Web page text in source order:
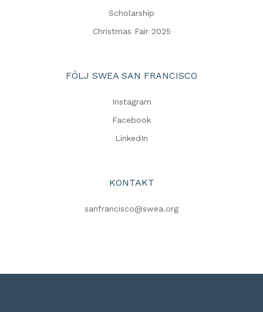
Scholarship
Christmas Fair 2025
FÖLJ SWEA SAN FRANCISCO
Instagram
Facebook
LinkedIn
KONTAKT
sanfrancisco@swea.org